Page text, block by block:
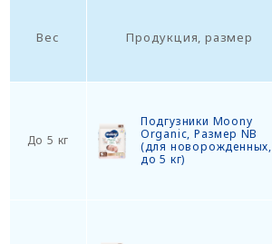
Вес Продукция, размер
До 5 кг
Подгузники Moony
Organic, Размер NB
(для новорожденных,
до 5 кг)